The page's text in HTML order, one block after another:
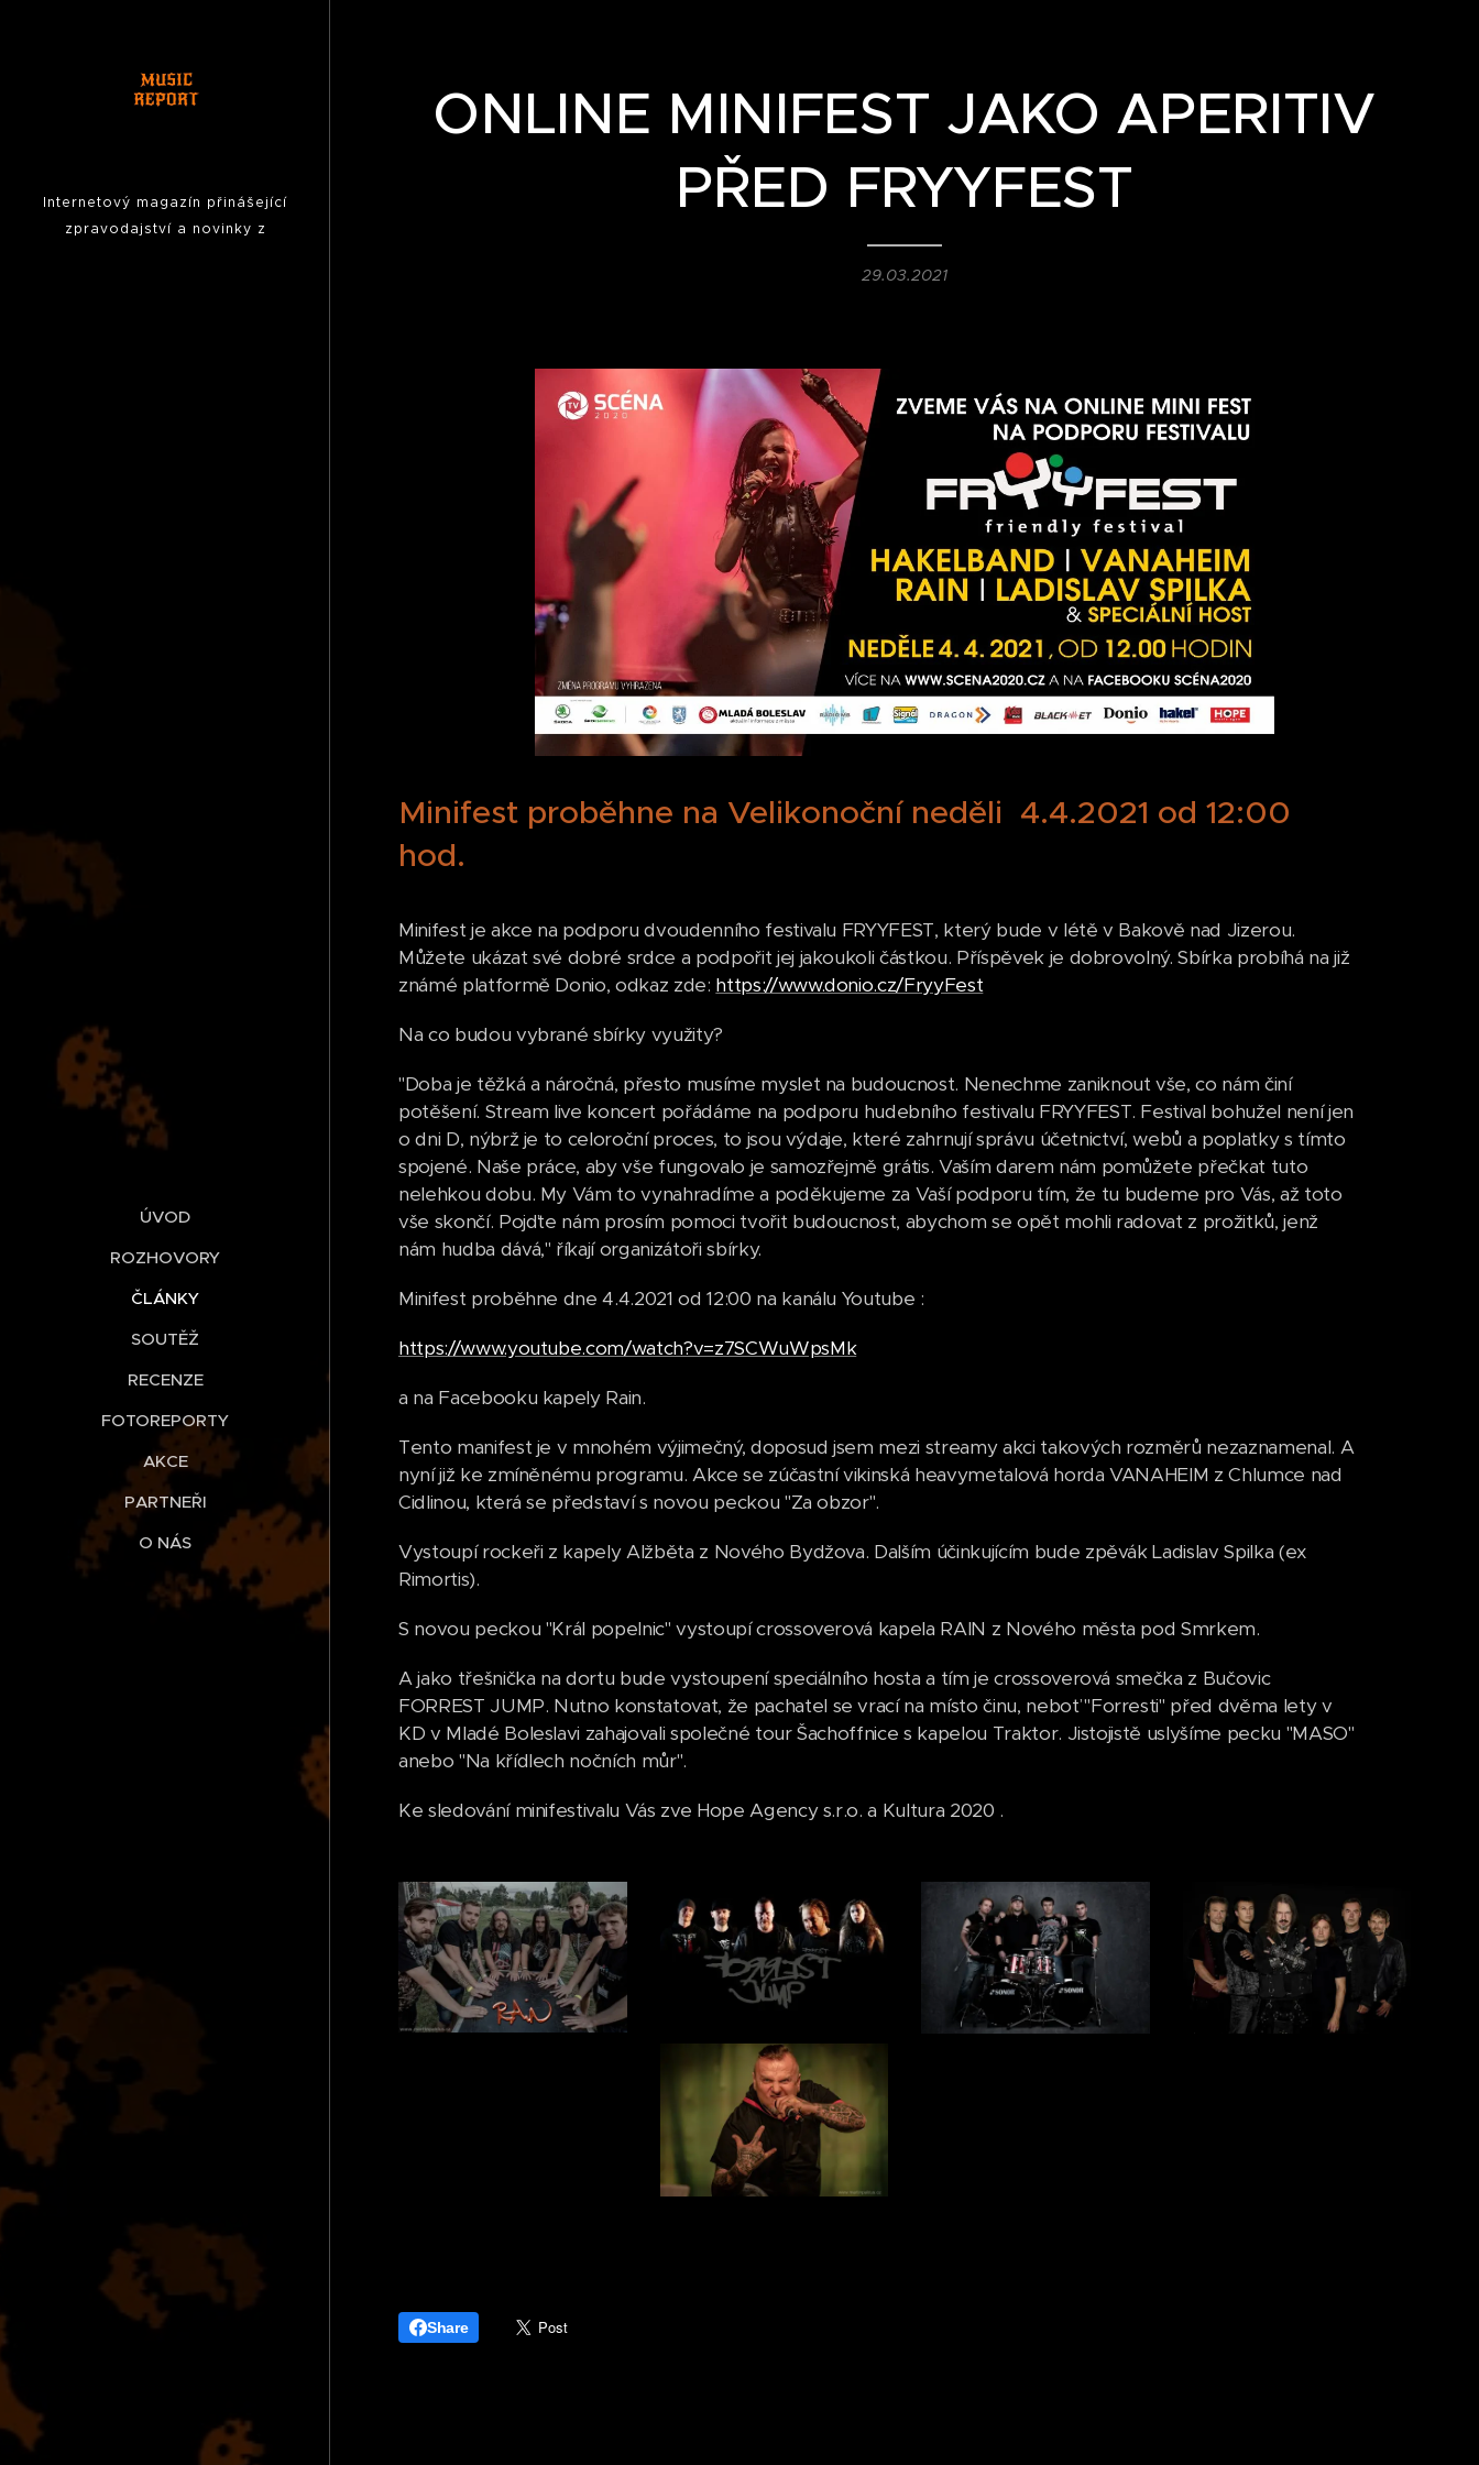
Internetový magazín přinášející
zpravodajství a novinky z
ÚVOD
ROZHOVORY
ČLÁNKY
SOUTĚŽ
RECENZE
FOTOREPORTY
AKCE
PARTNEŘI
O NÁS
ONLINE MINIFEST JAKO APERITIV
PŘED FRYYFEST
29.03.2021
Minifest proběhne na Velikonoční neděli 4.4.2021 od 12:00
hod.
Minifest je akce na podporu dvoudenního festivalu FRYYFEST, který bude v létě v Bakově nad Jizerou.
Můžete ukázat své dobré srdce a podpořit jej jakoukoli částkou. Příspěvek je dobrovolný. Sbírka probíhá na již
známé platformě Donio, odkaz zde: https://www.donio.cz/FryyFest
Na co budou vybrané sbírky využity?
"Doba je těžká a náročná, přesto musíme myslet na budoucnost. Nenechme zaniknout vše, co nám činí
potěšení. Stream live koncert pořádáme na podporu hudebního festivalu FRYYFEST. Festival bohužel není jen
o dni D, nýbrž je to celoroční proces, to jsou výdaje, které zahrnují správu účetnictví, webů a poplatky s tímto
spojené. Naše práce, aby vše fungovalo je samozřejmě grátis. Vaším darem nám pomůžete přečkat tuto
nelehkou dobu. My Vám to vynahradíme a poděkujeme za Vaší podporu tím, že tu budeme pro Vás, až toto
vše skončí. Pojďte nám prosím pomoci tvořit budoucnost, abychom se opět mohli radovat z prožitků, jenž
nám hudba dává," říkají organizátoři sbírky.
Minifest proběhne dne 4.4.2021 od 12:00 na kanálu Youtube :
https://www.youtube.com/watch?v=z7SCWuWpsMk
a na Facebooku kapely Rain.
Tento manifest je v mnohém výjimečný, doposud jsem mezi streamy akci takových rozměrů nezaznamenal. A
nyní již ke zmíněnému programu. Akce se zúčastní vikinská heavymetalová horda VANAHEIM z Chlumce nad
Cidlinou, která se představí s novou peckou "Za obzor".
Vystoupí rockeři z kapely Alžběta z Nového Bydžova. Dalším účinkujícím bude zpěvák Ladislav Spilka (ex
Rimortis).
S novou peckou "Král popelnic" vystoupí crossoverová kapela RAIN z Nového města pod Smrkem.
A jako třešnička na dortu bude vystoupení speciálního hosta a tím je crossoverová smečka z Bučovic
FORREST JUMP. Nutno konstatovat, že pachatel se vrací na místo činu, neboť "Forresti" před dvěma lety v
KD v Mladé Boleslavi zahajovali společné tour Šachoffnice s kapelou Traktor. Jistojistě uslyšíme pecku "MASO"
anebo "Na křídlech nočních můr".
Ke sledování minifestivalu Vás zve Hope Agency s.r.o. a Kultura 2020 .
Share